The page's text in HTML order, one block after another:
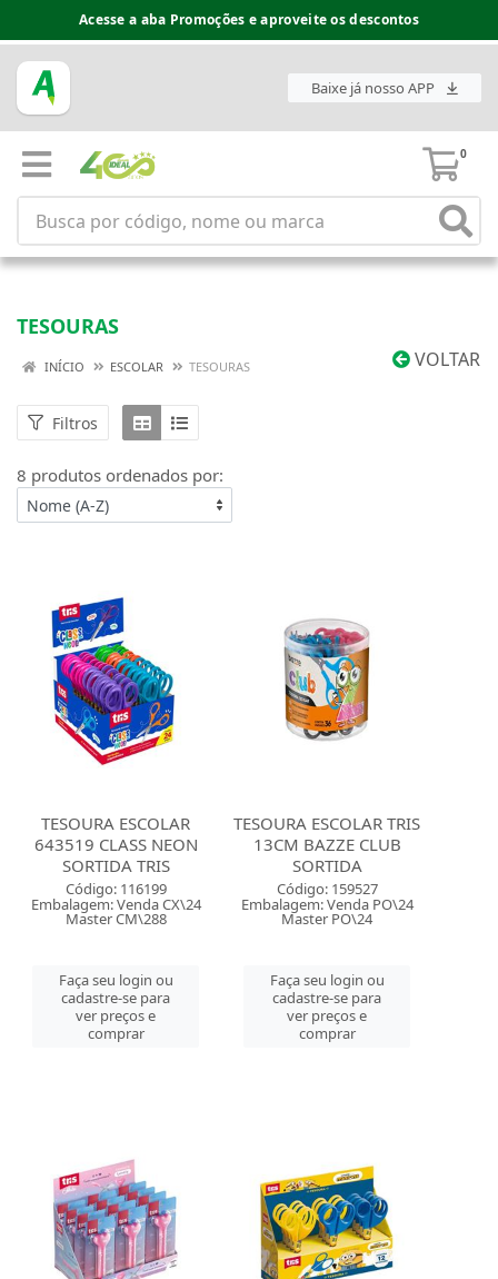
Acesse a aba Promoções e aproveite os descontos
Baixe já nosso APP
0
TESOURAS
VOLTAR
INÍCIO ESCOLAR TESOURAS
Filtros
8 produtos ordenados por:
TESOURA ESCOLAR
643519 CLASS NEON
SORTIDA TRIS
Código: 116199
Embalagem: Venda CX\24
Master CM\288
Faça seu login ou
cadastre-se para
ver preços e
comprar
TESOURA ESCOLAR TRIS
13CM BAZZE CLUB
SORTIDA
Código: 159527
Embalagem: Venda PO\24
Master PO\24
Faça seu login ou
cadastre-se para
ver preços e
comprar